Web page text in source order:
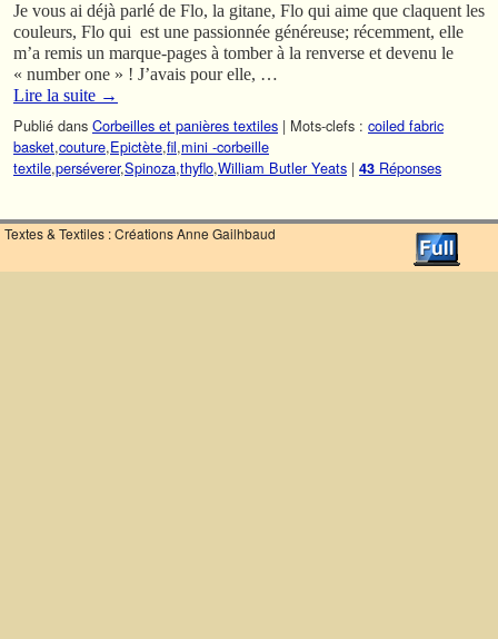
Je vous ai déjà parlé de Flo, la gitane, Flo qui aime que claquent les
couleurs, Flo qui est une passionnée généreuse; récemment, elle
m’a remis un marque-pages à tomber à la renverse et devenu le
« number one » ! J’avais pour elle, …
Lire la suite →
Publié dans Corbeilles et panières textiles | Mots-clefs : coiled fabric
basket,couture,Epictète,fil,mini -corbeille
textile,perséverer,Spinoza,thyflo,William Butler Yeats | 43 Réponses
Textes & Textiles : Créations Anne Gailhbaud